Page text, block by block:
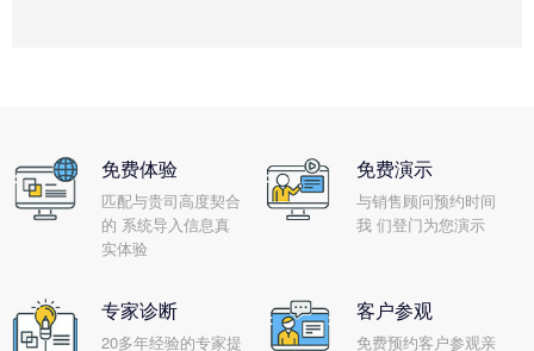
免费体验
匹配与贵司高度契合
的 系统导入信息真
实体验
免费演示
与销售顾问预约时间
我 们登门为您演示
专家诊断
20多年经验的专家提
客户参观
免费预约客户参观亲